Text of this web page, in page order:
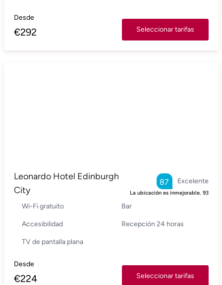
Desde
€292 Seleccionar tarifas
Leonardo Hotel Edinburgh
City
Excelente
87
La ubicación es inmejorable. 93
Wi-Fi gratuito Bar
Accesibilidad Recepción 24 horas
TV de pantalla plana
Desde
€224 Seleccionar tarifas